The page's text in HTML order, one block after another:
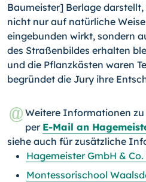
Baumeister] Berlage
nicht nur auf natürliche
eingebunden wirkt, sondern
des Straßenbildes erhalten
und die Pflanzkästen waren
begründet die Jury ihre
Weitere Informationen
per E-Mail an
siehe auch für zusätzliche
Hagemeister GmbH & Co.
Montessorischool